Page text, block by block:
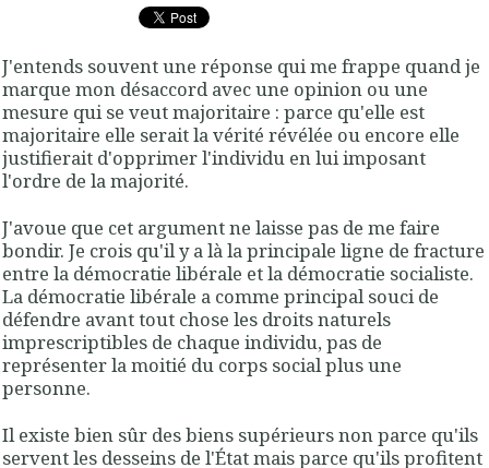
J'entends souvent une réponse qui me frappe quand je
marque mon désaccord avec une opinion ou une
mesure qui se veut majoritaire : parce qu'elle est
majoritaire elle serait la vérité révélée ou encore elle
justifierait d'opprimer l'individu en lui imposant
l'ordre de la majorité.
J'avoue que cet argument ne laisse pas de me faire
bondir. Je crois qu'il y a là la principale ligne de fracture
entre la démocratie libérale et la démocratie socialiste.
La démocratie libérale a comme principal souci de
défendre avant tout chose les droits naturels
imprescriptibles de chaque individu, pas de
représenter la moitié du corps social plus une
personne.
Il existe bien sûr des biens supérieurs non parce qu'ils
servent les desseins de l'État mais parce qu'ils profitent